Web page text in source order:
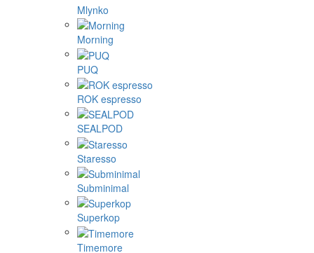
Mlynko
Morning
PUQ
ROK espresso
SEALPOD
Staresso
Subminimal
Superkop
Timemore